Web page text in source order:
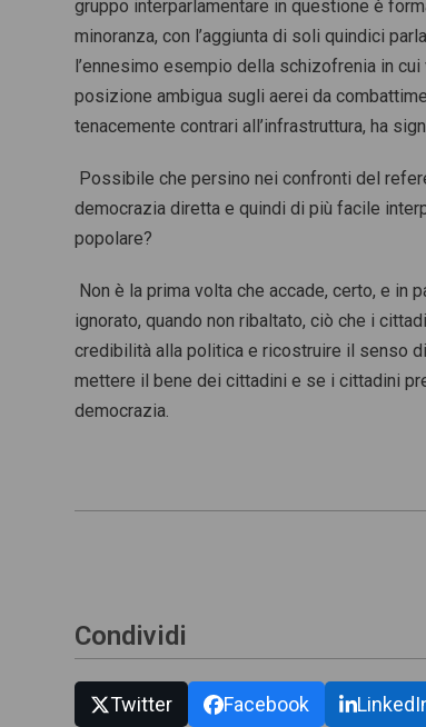
gruppo interparlamentare in questione è
minoranza, con l’aggiunta di soli quindici
l’ennesimo esempio della schizofrenia in
posizione ambigua sugli aerei da
tenacemente contrari all’infrastruttura, ha
Possibile che persino nei confronti del
democrazia diretta e quindi di più facile
popolare?
Non è la prima volta che accade, certo, e
ignorato, quando non ribaltato, ciò che i
credibilità alla politica e ricostruire il senso
mettere il bene dei cittadini e se i cittadini
democrazia.
Condividi
Twitter Facebook